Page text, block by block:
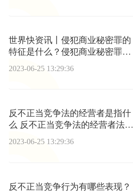
世界快资讯丨侵犯商业秘密罪的
特征是什么？侵犯商业秘密罪有
2023-06-25 13:29:36
反不正当竞争法的经营者是指什
么 反不正当竞争法的经营者法律
依据_当前热闻
2023-06-25 13:29:36
反不正当竞争行为有哪些表现？